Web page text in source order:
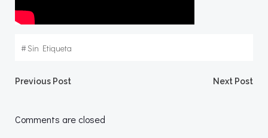
#Sin Etiqueta
Navegación
por
Previous Post Next Post
Comments are closed